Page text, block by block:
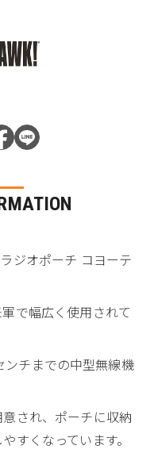
ジオポーチ コヨーテ
で幅広く使用されて
チまでの中型無線機
され、ポーチに収納
すくなっています。